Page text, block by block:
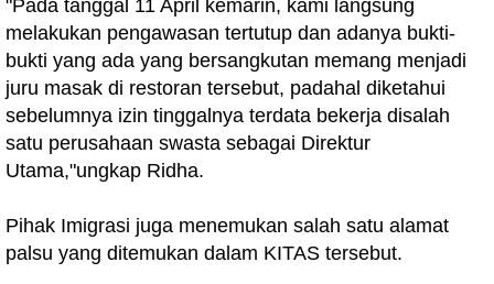
"Pada tanggal 11 April kemarin, kami langsung
melakukan pengawasan tertutup dan adanya bukti-
bukti yang ada yang bersangkutan memang menjadi
juru masak di restoran tersebut, padahal diketahui
sebelumnya izin tinggalnya terdata bekerja disalah
satu perusahaan swasta sebagai Direktur
Utama,"ungkap Ridha.
Pihak Imigrasi juga menemukan salah satu alamat
palsu yang ditemukan dalam KITAS tersebut.